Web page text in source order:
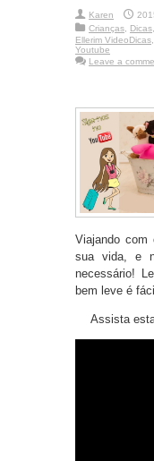
Karen
Crianças
Dicas
Ellerim VideoDicas
Youtube
Leave a
Viajando com
sua vida, e
necessário!
bem leve é
Assista